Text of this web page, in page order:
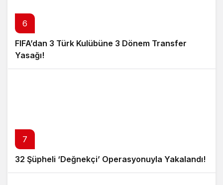
6
FIFA’dan 3 Türk Kulübüne 3 Dönem Transfer
Yasağı!
7
32 Şüpheli ‘Değnekçi’ Operasyonuyla Yakalandı!